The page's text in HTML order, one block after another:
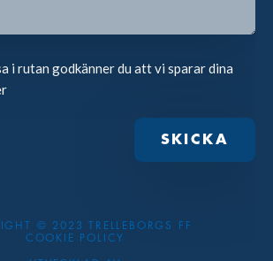
i rutan godkänner du att vi sparar dina
© 2023 TRELLEBORGS FF
COOKIE POLICY